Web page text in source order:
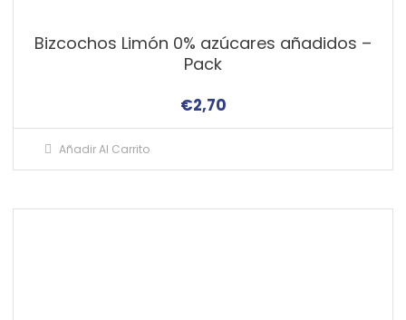
Bizcochos Limón 0% azúcares añadidos –
Pack
€2,70
Añadir Al Carrito